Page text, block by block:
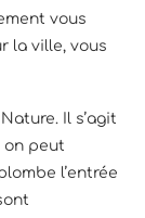
vous
la ville, vous
Il s’agit
on peut
l’entrée